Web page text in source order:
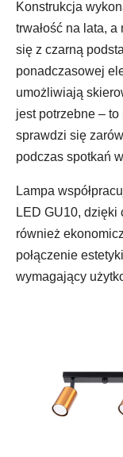
Konstrukcja
trwałość na lata,
się z czarną
ponadczasowej
umożliwiają
jest potrzebne –
sprawdzi się
podczas spotkań
Lampa
LED GU10, dzięki
również
połączenie
wymagający